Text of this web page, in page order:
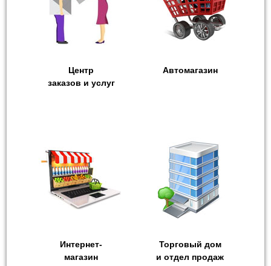
Центр
заказов и услуг
Автомагазин
Интернет-
магазин
Торговый дом
и отдел продаж